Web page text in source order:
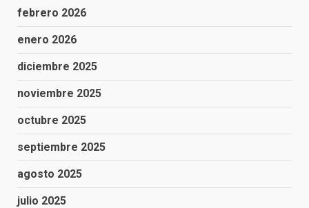
febrero 2026
enero 2026
diciembre 2025
noviembre 2025
octubre 2025
septiembre 2025
agosto 2025
julio 2025